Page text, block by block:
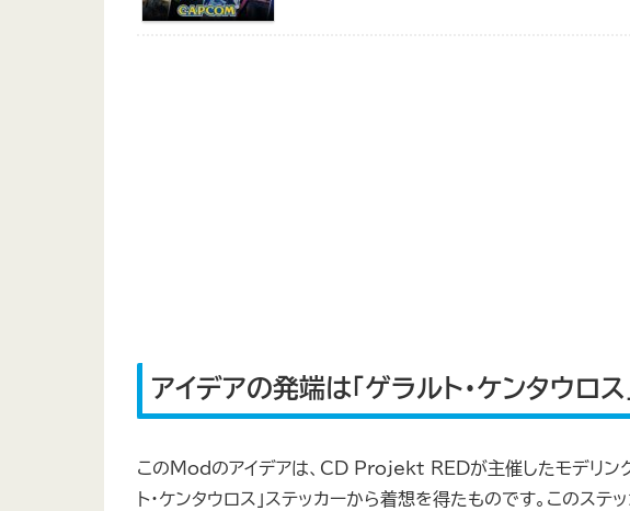
アイデアの発端は「ゲラルト・ケンタウロス
このModのアイデアは、CD Projekt REDが主催したモデリン
ト・ケンタウロス」ステッカーから着想を得たものです。このス